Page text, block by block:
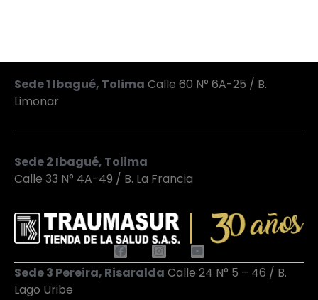
Sede 1 Ibagué, Tolima Calle 60 N° 6A-25 / B.
Limonar
Sede 2 Ibagué, Tolima
Calle 33 N° 4A-49 / B. La Francia
Sede 3 Pereira, Risaralda Calle 24 N° 5 – 46 / B.
Lago Uribe